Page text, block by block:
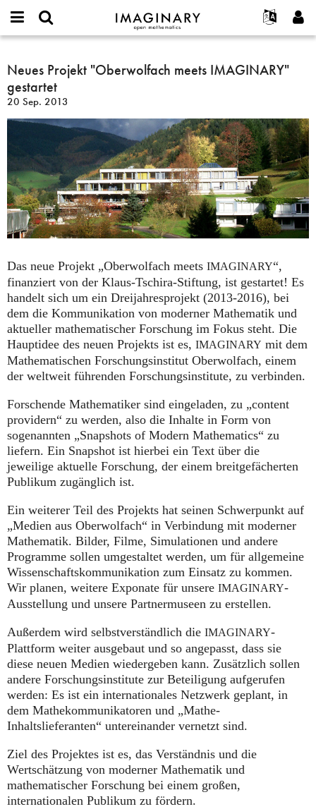
IMAGINARY
open
Français
Español
Türkçe
Programme
Filme
Texte
Ausstellungen
Mehr...
Projekte
or
username
*
Passwort
*
Neues Benutzerkonto erstellen
Neues Passwort anfordern
Suche
Neues
Projekt
"Oberwolfach
meets
IMAGINARY"
gestartet
Neues Projekt "Oberwolfach meets IMAGINARY"
gestartet
20 Sep. 2013
Das neue Projekt „Oberwolfach meets IMAGINARY“,
finanziert von der Klaus-Tschira-Stiftung, ist gestartet! Es
handelt sich um ein Dreijahresprojekt (2013-2016), bei
dem die Kommunikation von moderner Mathematik und
aktueller mathematischer Forschung im Fokus steht. Die
Hauptidee des neuen Projekts ist es, IMAGINARY mit dem
Mathematischen Forschungsinstitut Oberwolfach, einem
der weltweit führenden Forschungsinstitute, zu verbinden.
Forschende Mathematiker sind eingeladen, zu „content
providern“ zu werden, also die Inhalte in Form von
sogenannten „Snapshots of Modern Mathematics“ zu
liefern. Ein Snapshot ist hierbei ein Text über die
jeweilige aktuelle Forschung, der einem breitgefächerten
Publikum zugänglich ist.
Ein weiterer Teil des Projekts hat seinen Schwerpunkt auf
„Medien aus Oberwolfach“ in Verbindung mit moderner
Mathematik. Bilder, Filme, Simulationen und andere
Programme sollen umgestaltet werden, um für allgemeine
Wissenschaftskommunikation zum Einsatz zu kommen.
Wir planen, weitere Exponate für unsere IMAGINARY-
Ausstellung und unsere Partnermuseen zu erstellen.
Außerdem wird selbstverständlich die IMAGINARY-
Plattform weiter ausgebaut und so angepasst, dass sie
diese neuen Medien wiedergeben kann. Zusätzlich sollen
andere Forschungsinstitute zur Beteiligung aufgerufen
werden: Es ist ein internationales Netzwerk geplant, in
dem Mathekommunikatoren und „Mathe-
Inhaltslieferanten“ untereinander vernetzt sind.
Ziel des Projektes ist es, das Verständnis und die
Wertschätzung von moderner Mathematik und
mathematischer Forschung bei einem großen,
internationalen Publikum zu fördern.